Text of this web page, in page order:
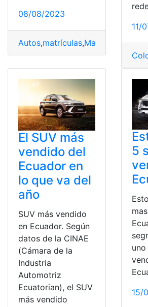
08/08/2023
Autos,matrículas,Matrículas
11/
El SUV más
vendido del
Ecuador en
lo que va del
año
SUV más vendido
en Ecuador. Según
datos de la CINAE
(Cámara de la
Industria
Automotriz
Ecuatorian), el SUV
más vendido
5
15/